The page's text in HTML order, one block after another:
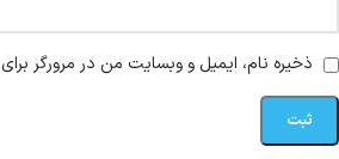
ذخیره نام، ایمیل و وبسایت من در مرورگر